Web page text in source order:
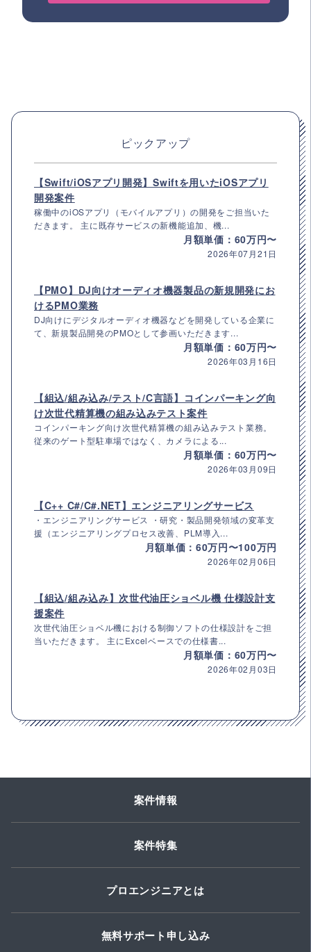
ピックアップ
【Swift/iOSアプリ開発】Swiftを用いたiOSアプリ
開発案件
稼働中のiOSアプリ（モバイルアプリ）の開発をご担当いた
だきます。 主に既存サービスの新機能追加、機...
月額単価：60万円〜
2026年07月21日
【PMO】DJ向けオーディオ機器製品の新規開発にお
けるPMO業務
DJ向けにデジタルオーディオ機器などを開発している企業に
て、新規製品開発のPMOとして参画いただきます...
月額単価：60万円〜
2026年03月16日
【組込/組み込み/テスト/C言語】コインパーキング向
け次世代精算機の組み込みテスト案件
コインパーキング向け次世代精算機の組み込みテスト業務。
従来のゲート型駐車場ではなく、カメラによる...
月額単価：60万円〜
2026年03月09日
【C++ C#/C#.NET】エンジニアリングサービス
・エンジニアリングサービス ・研究・製品開発領域の変革支
援（エンジニアリングプロセス改善、PLM導入...
月額単価：60万円〜100万円
2026年02月06日
【組込/組み込み】次世代油圧ショベル機 仕様設計支
援案件
次世代油圧ショベル機における制御ソフトの仕様設計をご担
当いただきます。 主にExcelベースでの仕様書...
月額単価：60万円〜
2026年02月03日
案件情報
案件特集
プロエンジニアとは
無料サポート申し込み